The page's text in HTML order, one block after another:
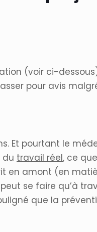
(voir ci-
pour avis
Et pourtant le
du travail réel, ce
en amont (en
se faire qu’à
que la